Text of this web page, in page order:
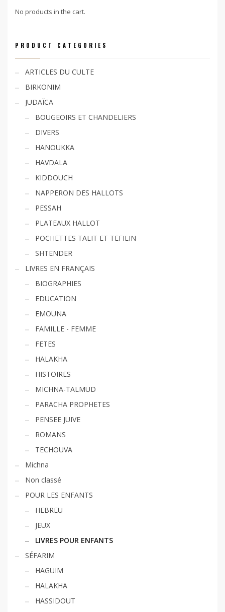
No products in the cart.
PRODUCT CATEGORIES
ARTICLES DU CULTE
BIRKONIM
JUDAÏCA
BOUGEOIRS ET CHANDELIERS
DIVERS
HANOUKKA
HAVDALA
KIDDOUCH
NAPPERON DES HALLOTS
PESSAH
PLATEAUX HALLOT
POCHETTES TALIT ET TEFILIN
SHTENDER
LIVRES EN FRANÇAIS
BIOGRAPHIES
EDUCATION
EMOUNA
FAMILLE - FEMME
FETES
HALAKHA
HISTOIRES
MICHNA-TALMUD
PARACHA PROPHETES
PENSEE JUIVE
ROMANS
TECHOUVA
Michna
Non classé
POUR LES ENFANTS
HEBREU
JEUX
LIVRES POUR ENFANTS
SÉFARIM
HAGUIM
HALAKHA
HASSIDOUT